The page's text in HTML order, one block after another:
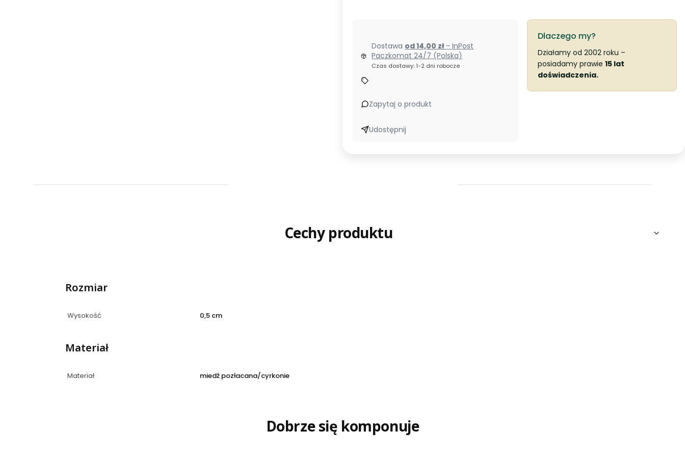
Dostawa od 14,00 zł - InPost
Paczkomat 24/7 (Polska)
Czas dostawy: 1-2 dni robocze
Zapytaj o produkt
Udostępnij
Dlaczego my?
Działamy od 2002 roku –
posiadamy prawie 15 lat
doświadczenia.
Cechy produktu
Rozmiar
Wysokość 0,5 cm
Materiał
Materiał miedź pozłacana/cyrkonie
Dobrze się komponuje